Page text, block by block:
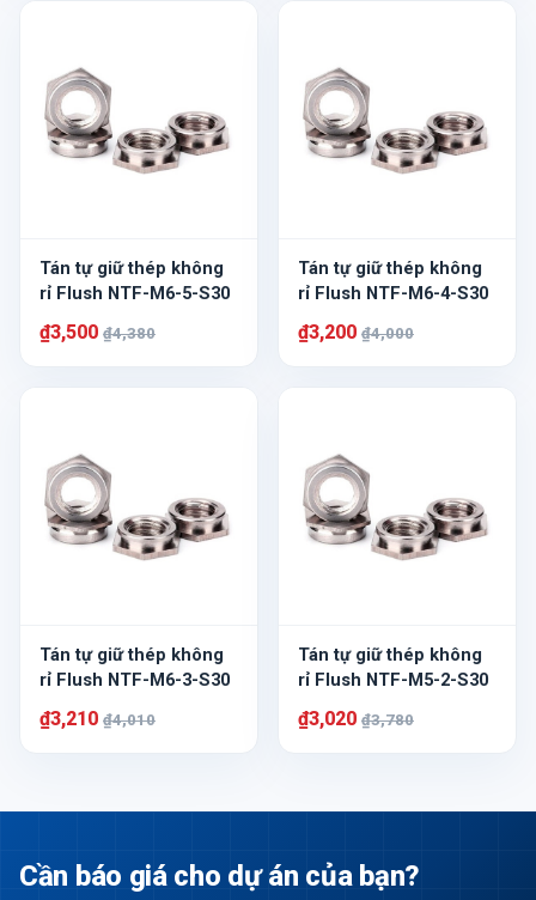
Tán tự giữ thép không
rỉ Flush NTF-M6-5-S30
₫3,500 ₫4,380
Tán tự giữ thép không
rỉ Flush NTF-M6-4-S30
₫3,200 ₫4,000
Tán tự giữ thép không
rỉ Flush NTF-M6-3-S30
₫3,210 ₫4,010
Tán tự giữ thép không
rỉ Flush NTF-M5-2-S30
₫3,020 ₫3,780
Cần báo giá cho dự án của bạn?